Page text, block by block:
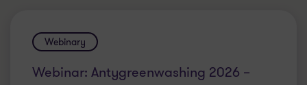
Webinary
Webinar: Antygreenwashing 2026 –